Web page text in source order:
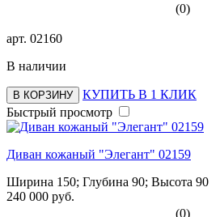
(0)
арт. 02160
В наличии
В КОРЗИНУ
КУПИТЬ В 1 КЛИК
Быстрый просмотр
Диван кожаный "Элегант" 02159
Ширина 150; Глубина 90; Высота 90
240 000 руб.
(0)